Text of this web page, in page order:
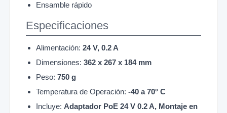
Ensamble rápido
Especificaciones
Alimentación: 24 V, 0.2 A
Dimensiones: 362 x 267 x 184 mm
Peso: 750 g
Temperatura de Operación: -40 a 70° C
Incluye: Adaptador PoE 24 V 0.2 A, Montaje en